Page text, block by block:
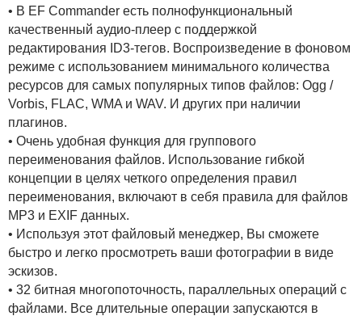
• В EF Commander есть полнофункциональный
качественный аудио-плеер с поддержкой
редактирования ID3-тегов. Воспроизведение в фоновом
режиме с использованием минимального количества
ресурсов для самых популярных типов файлов: Ogg /
Vorbis, FLAC, WMA и WAV. И других при наличии
плагинов.
• Очень удобная функция для группового
переименования файлов. Использование гибкой
концепции в целях четкого определения правил
переименования, включают в себя правила для файлов
MP3 и EXIF данных.
• Используя этот файловый менеджер, Вы сможете
быстро и легко просмотреть ваши фотографии в виде
эскизов.
• 32 битная многопоточность, параллельных операций с
файлами. Все длительные операции запускаются в